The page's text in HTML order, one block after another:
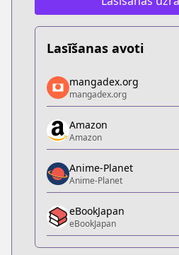
Lasīšanas avoti
mangadex.org
mangadex.org
https://mangadex.org/
Amazon
Amazon
https://
Anime-Planet
Anime-Planet
https://www.anime-
eBookJapan
eBookJapan
mangadex.org
mangadex.org
Amazon
Amazon
Anime-Planet
Anime-Planet
eBookJapan
eBookJapan